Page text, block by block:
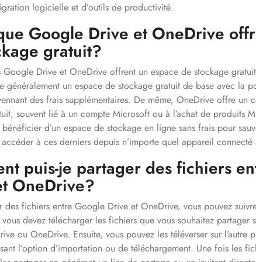
logicielle et d’outils de productivité.
Google Drive et OneDrive
gratuit?
Drive et OneDrive offrent un espace de stockage
généralement un espace de stockage gratuit de base avec la
des frais supplémentaires. De même, OneDrive offre un
souvent lié à un compte Microsoft ou à l’achat de produits
d’un espace de stockage en ligne sans frais pour
à ces derniers depuis n’importe quel appareil connecté
puis-je partager des fichiers
OneDrive?
des fichiers entre Google Drive et OneDrive, vous pouvez
vous devez télécharger les fichiers que vous souhaitez
ou OneDrive. Ensuite, vous pouvez les téléverser sur l’autre
l’option d’importation ou de téléchargement. Une fois les